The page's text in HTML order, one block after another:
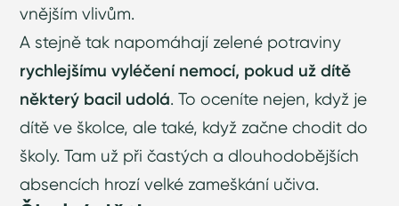
vnějším vlivům.
A stejně tak napomáhají zelené potraviny
rychlejšímu vyléčení nemocí, pokud už dítě
některý bacil udolá. To oceníte nejen, když je
dítě ve školce, ale také, když začne chodit do
školy. Tam už při častých a dlouhodobějších
absencích hrozí velké zameškání učiva.